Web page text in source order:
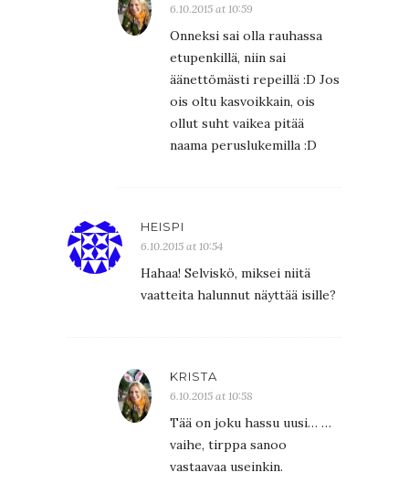
6.10.2015 at 10:59
Onneksi sai olla rauhassa
etupenkillä, niin sai
äänettömästi repeillä :D Jos
ois oltu kasvoikkain, ois
ollut suht vaikea pitää
naama peruslukemilla :D
HEISPI
6.10.2015 at 10:54
Hahaa! Selviskö, miksei niitä
vaatteita halunnut näyttää isille?
KRISTA
6.10.2015 at 10:58
Tää on joku hassu uusi… …
vaihe, tirppa sanoo
vastaavaa useinkin.